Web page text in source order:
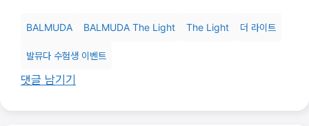
BALMUDA BALMUDA The Light The Light 더 라이트
발뮤다 수험생 이벤트
댓글 남기기